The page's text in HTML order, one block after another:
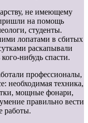
не имеющему
на помощь
студенты.
лопатами в сбитых
раскапывали
нибудь спасти.
профессионалы,
необходимая техника,
мощные фонари,
правильно вести
работы.